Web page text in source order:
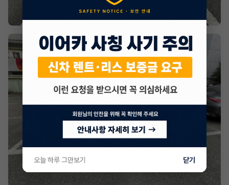
오늘 하루 그만보기 닫기